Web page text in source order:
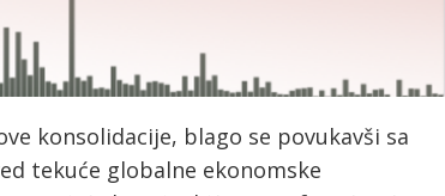
konsolidacije, blago se povukavši sa
tekuće globalne ekonomske